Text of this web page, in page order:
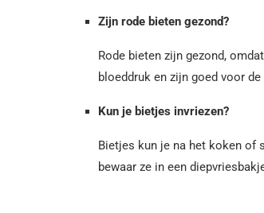
Zijn rode bieten gezond?
Rode bieten zijn gezond,
bloeddruk en zijn goed voor
Kun je bietjes invriezen?
Bietjes kun je na het koken of
bewaar ze in een